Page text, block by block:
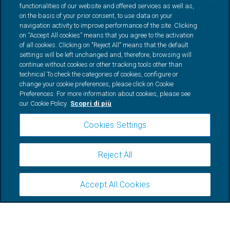
TeamSystem Capital at Work Società di Gestione del Risparmio S.p.A. Società
soggetta all’attività di direzione e coordinamento di TeamSystem S.p.A. Capitale
sociale (i.v.): €100.000,00 Attività prevalente: esercizio del servizio di gestione
collettiva del risparmio ai sensi dell’articolo 34 del decreto legislativo del 24 febbraio
1998, n.58 Autorizzazione Banca d’Italia: 265/2020 del 27/05/2020. Numero di
iscrizione all’albo delle società di gestione del risparmio (di cui all’art. 35, comma
1, sezione FIA, del TUF), sezione fondi di investimento alternativi: 185. Codice
meccanografico Banca d’Italia: 15406.2Codice LEI (Legal Entity Identier):
815600CDE95800D22130Numero REA: MI – 2569997
COOKIE POLICY
ARBITRO PER LE CONTROVERSIE FINANZIARIE
functionalities of our website and offered services as well as,
on the basis of your prior consent, to use data on your
navigation activity to improve performance of the site. Clicking
on “Accept All cookies” means that you agree to the activation
of all cookies. Clicking on "Reject All" means that the default
settings will be left unchanged and, therefore, browsing will
continue without cookies or other tracking tools other than
technical To check the categories of cookies, configure or
change your cookie preferences, please click on Cookie
Preferences. For more information about cookies, please see
our Cookie Policy. Scopri di più
Cookies Settings
Reject All
Accept All Cookies